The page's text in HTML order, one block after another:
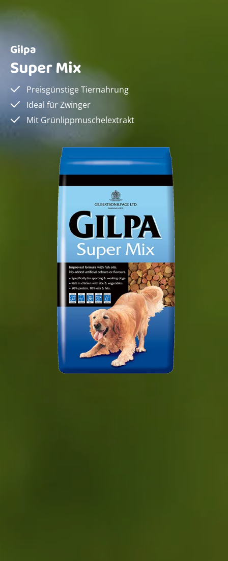
Gilpa
Super Mix
Preisgünstige Tiernahrung
Ideal für Zwinger
Mit Grünlippmuschelextrakt